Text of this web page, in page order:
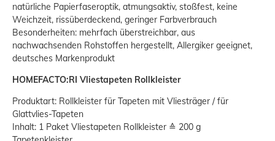
natürliche Papierfaseroptik, atmungsaktiv, stoßfest, keine
Weichzeit, rissüberdeckend, geringer Farbverbrauch
Besonderheiten: mehrfach überstreichbar, aus
nachwachsenden Rohstoffen hergestellt, Allergiker geeignet,
deutsches Markenprodukt
HOMEFACTO:RI Vliestapeten Rollkleister
Produktart: Rollkleister für Tapeten mit Vliesträger / für
Glattvlies-Tapeten
Inhalt: 1 Paket Vliestapeten Rollkleister ≙ 200 g